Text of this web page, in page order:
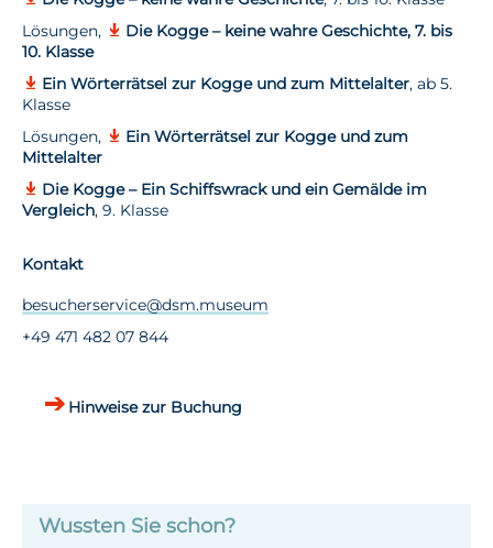
Lösungen,
Die Kogge – keine wahre Geschichte, 7. bis
10. Klasse
Ein Wörterrätsel zur Kogge und zum Mittelalter, ab 5.
Klasse
Lösungen,
Ein Wörterrätsel zur Kogge und zum
Mittelalter
Die Kogge – Ein Schiffswrack und ein Gemälde im
Vergleich, 9. Klasse
Kontakt
besucherservice@dsm.museum
+49 471 482 07 844
Hinweise zur Buchung
Wussten Sie schon?